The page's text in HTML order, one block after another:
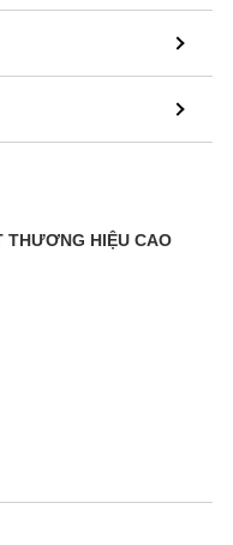
THƯƠNG HIỆU CAO